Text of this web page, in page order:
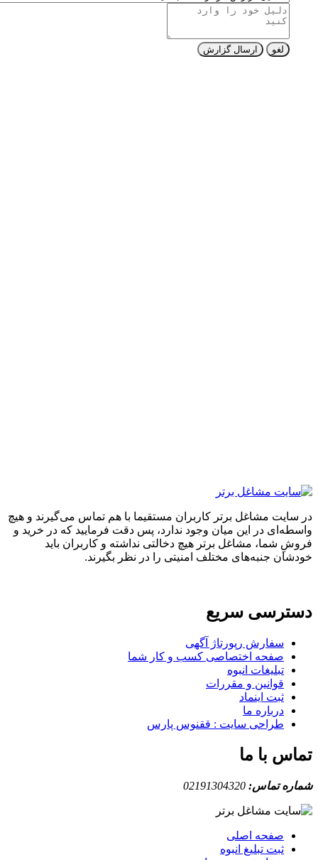
ارسال گزارش
مشاغل برتر کاربران مستقیما با هم تماس می‌گیرند و هیچ
در این میان وجود ندارد، پس دقت فرمایید که در خرید و
شما، مشاغل برتر هیچ دخالتی نداشته و کاربران باید
جنبه‌های مختلف امنیتی را در نظر بگیرند.
سریع
سفارش رپورتاژ آگهی
صفحه اختصاصی کسب و کار شما
تبلیغات انبوه
قوانین و مقررات
ثبت اینماد
درباره ما
طراحی سایت : ققنوس پارس
با ما
تماس:02191304320
صفحه اصلی
ثبت تبلیغ انبوه